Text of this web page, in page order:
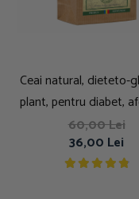
Ceai natural, dieteto-
plant, pentru diabet,
ale pancreasului,
60,00 Lei
36,00 Lei